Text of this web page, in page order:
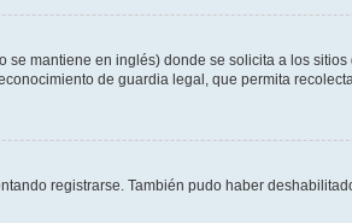
mantiene en inglés) donde se solicita a los
de guardia legal, que permita
registrarse. También pudo haber